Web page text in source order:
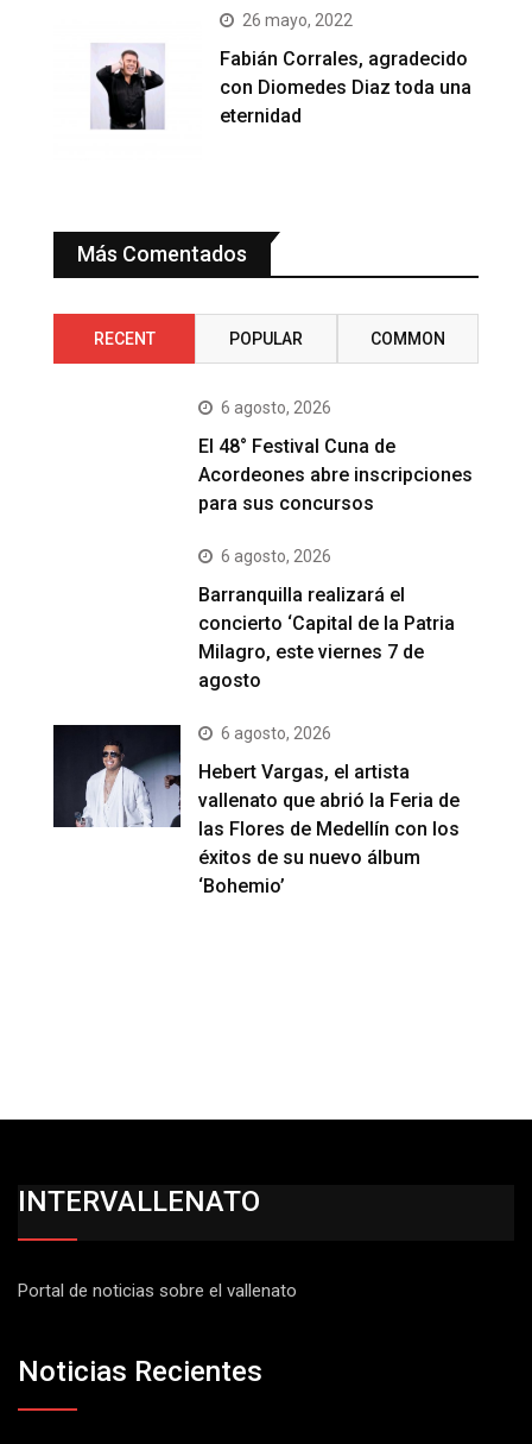
26 mayo, 2022
Fabián Corrales, agradecido
con Diomedes Diaz toda una
eternidad
Más Comentados
RECENT POPULAR COMMON
6 agosto, 2026
El 48° Festival Cuna de
Acordeones abre inscripciones
para sus concursos
6 agosto, 2026
Barranquilla realizará el
concierto ‘Capital de la Patria
Milagro, este viernes 7 de
agosto
6 agosto, 2026
Hebert Vargas, el artista
vallenato que abrió la Feria de
las Flores de Medellín con los
éxitos de su nuevo álbum
‘Bohemio’
INTERVALLENATO
Portal de noticias sobre el vallenato
Noticias Recientes